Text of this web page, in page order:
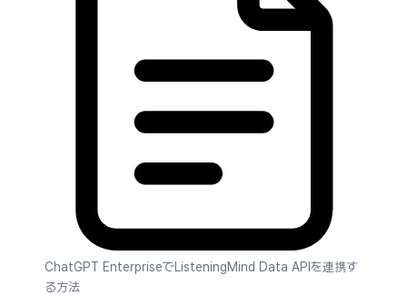
ChatGPT EnterpriseでListeningMind Data APIを連携す
る方法